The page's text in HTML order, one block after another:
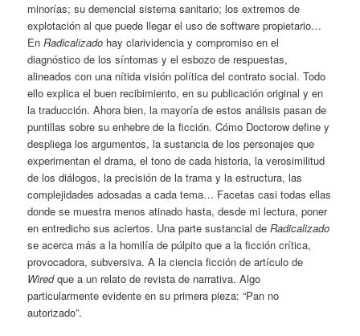
minorías; su demencial sistema sanitario; los extremos de
explotación al que puede llegar el uso de software propietario…
EnRadicalizado hay clarividencia y compromiso en el
diagnóstico de los síntomas y el esbozo de respuestas,
alineados con una nítida visión política del contrato social. Todo
ello explica el buen recibimiento, en su publicación original y en
la traducción. Ahora bien, la mayoría de estos análisis pasan de
puntillas sobre su enhebre de la ficción. Cómo Doctorow define y
despliega los argumentos, la sustancia de los personajes que
experimentan el drama, el tono de cada historia, la verosimilitud
de los diálogos, la precisión de la trama y la estructura, las
complejidades adosadas a cada tema… Facetas casi todas ellas
donde se muestra menos atinado hasta, desde mi lectura, poner
en entredicho sus aciertos. Una parte sustancial deRadicalizado
se acerca más a la homilía de púlpito que a la ficción crítica,
provocadora, subversiva. A la ciencia ficción de artículo de
Wiredque a un relato de revista de narrativa. Algo
particularmente evidente en su primera pieza: “Pan no
autorizado”.